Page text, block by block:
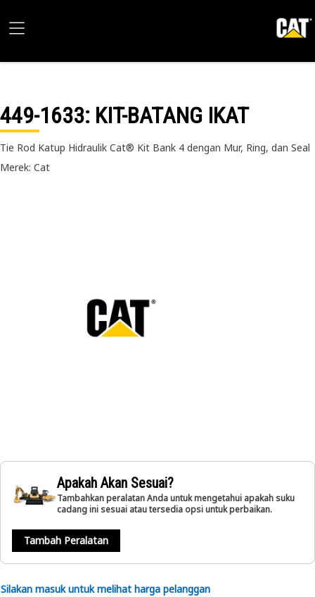
449-1633: KIT-BATANG IKAT
Tie Rod Katup Hidraulik Cat® Kit Bank 4 dengan Mur, Ring, dan Seal
Merek: Cat
Apakah Akan Sesuai?
Tambahkan peralatan Anda untuk mengetahui apakah suku
cadang ini sesuai atau tersedia opsi untuk perbaikan.
Tambah Peralatan
Silakan masuk untuk melihat harga pelanggan